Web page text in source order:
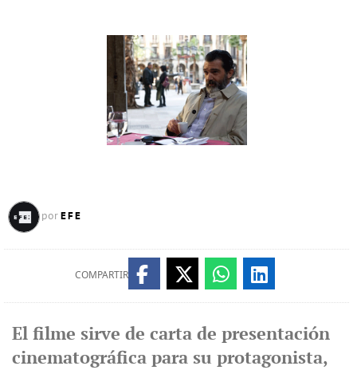
por EFE
COMPARTIR
El filme sirve de carta de presentación
cinematográfica para su protagonista,